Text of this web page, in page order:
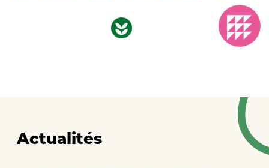
Actualités